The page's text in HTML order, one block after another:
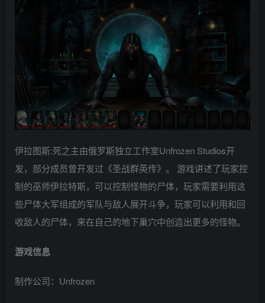
伊拉图斯:死之主由俄罗斯独立工作室Unfrozen Studios开
发，部分成员曾开发过《圣战群英传》。 游戏讲述了玩家控
制的巫师伊拉特斯，可以控制怪物的尸体，玩家需要利用这
些尸体大军组成的军队与敌人展开斗争，玩家可以利用和回
收敌人的尸体，来在自己的地下巢穴中创造出更多的怪物。
游戏信息
制作公司：Unfrozen